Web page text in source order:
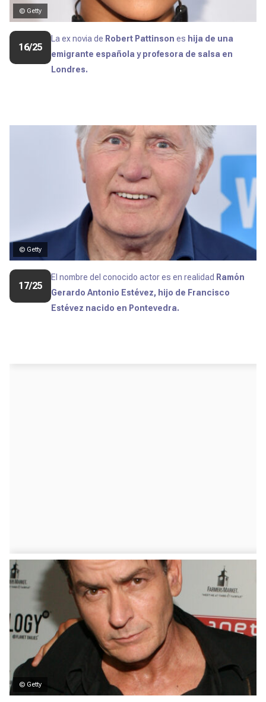
© Getty
16/25
La ex novia de Robert Pattinsones hija de una
emigrante española y profesora de salsa en
Londres.
© Getty
17/25
El nombre del conocido actor es en realidad Ramón
Gerardo Antonio Estévez, hijo de Francisco
Estévez nacido en Pontevedra.
© Getty